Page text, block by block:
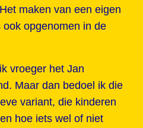
maken van een eigen
opgenomen in de
vroeger het Jan
Maar dan bedoel ik die
variant, die kinderen
hoe iets wel of niet